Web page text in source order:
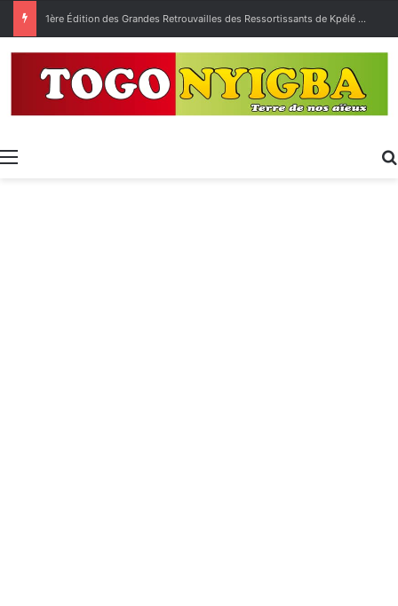
1ère Édition des Grandes Retrouvailles des Ressortissants de Kpélé Govié Apégamé / Sokpé
Menu